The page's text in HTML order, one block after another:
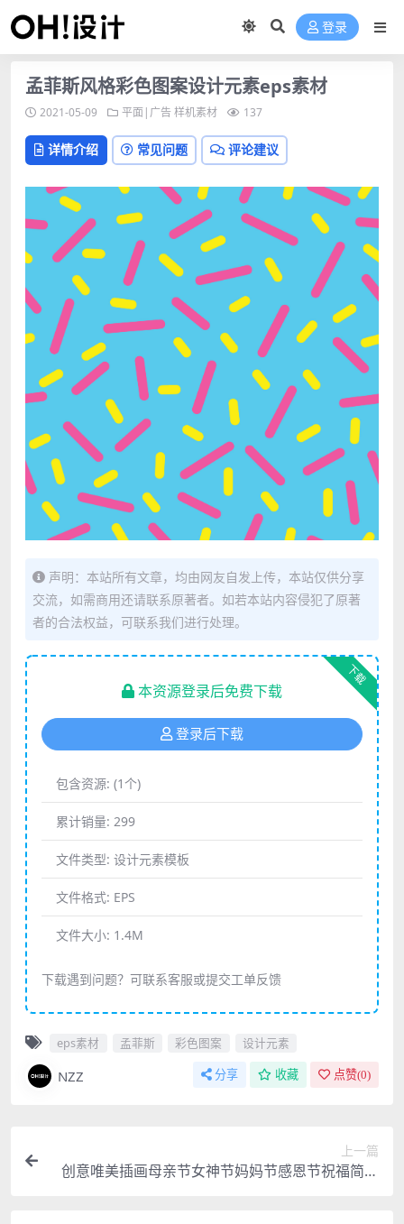
登录
孟菲斯风格彩色图案设计元素eps素材
2021-05-09 平面|广告样机素材 137
详情介绍 常见问题 评论建议
声明：本站所有文章，均由网友自发上传，本站仅供分享
交流，如需商用还请联系原著者。如若本站内容侵犯了原著
者的合法权益，可联系我们进行处理。
下载
本资源登录后免费下载
登录后下载
包含资源: (1个)
累计销量: 299
文件类型: 设计元素模板
文件格式: EPS
文件大小: 1.4M
下载遇到问题？可联系客服或提交工单反馈
eps素材 孟菲斯 彩色图案 设计元素
NZZ 分享 收藏 点赞(0)
上一篇
创意唯美插画母亲节女神节妈妈节感恩节祝福简约